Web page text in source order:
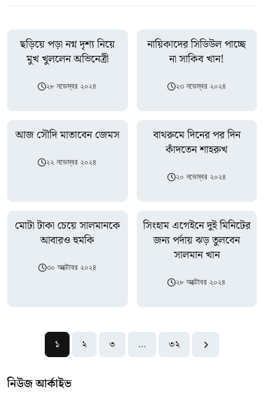
ছড়িয়ে পড়া নগ্ন দৃশ্য নিয়ে
মুখ খুললেন অভিনেত্রী
২৮ নভেম্বর ২০২৪
নায়িকাদের সিডিউল পাচ্ছে
না সাকিব খান!
২৩ নভেম্বর ২০২৪
আজ সৌদি মাতাবেন জেমস
২২ নভেম্বর ২০২৪
বাথরুমে দিনের পর দিন
কাঁদতেন শাহরুখ
২০ নভেম্বর ২০২৪
মোটা টাকা চেয়ে সালমানকে
আবারও হুমকি
৩০ অক্টোবর ২০২৪
সিংহাম এগেইনে দুই মিনিটের
জন্য পর্দায় ঝড় তুলবেন
সালমান খান
২৮ অক্টোবর ২০২৪
১ ২ ৩ … ৩২
নিউজ আর্কাইভ